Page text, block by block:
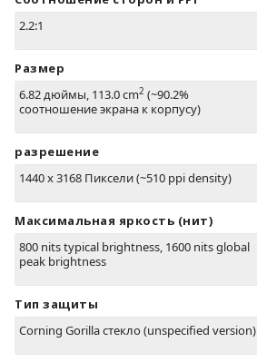
2.2:1
Размер
6.82 дюймы, 113.0 cm2 (~90.2%
соотношение экрана к корпусу)
разрешение
1440 x 3168 Пиксели (~510 ppi density)
Максимальная яркость (нит)
800 nits typical brightness, 1600 nits global
peak brightness
Тип защиты
Corning Gorilla стекло (unspecified version)